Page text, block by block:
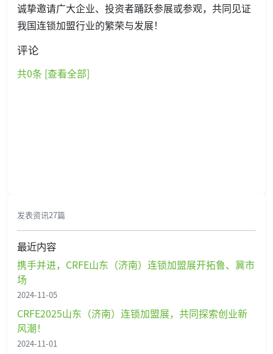
诚挚邀请广大企业、投资者踊跃参展或参观，共同见证
我国连锁加盟行业的繁荣与发展！
评论
共0条 [查看全部]
发表资讯27篇
最近内容
携手并进，CRFE山东（济南）连锁加盟展开拓鲁、冀市
场
2024-11-05
CRFE2025山东（济南）连锁加盟展，共同探索创业新
风潮！
2024-11-01